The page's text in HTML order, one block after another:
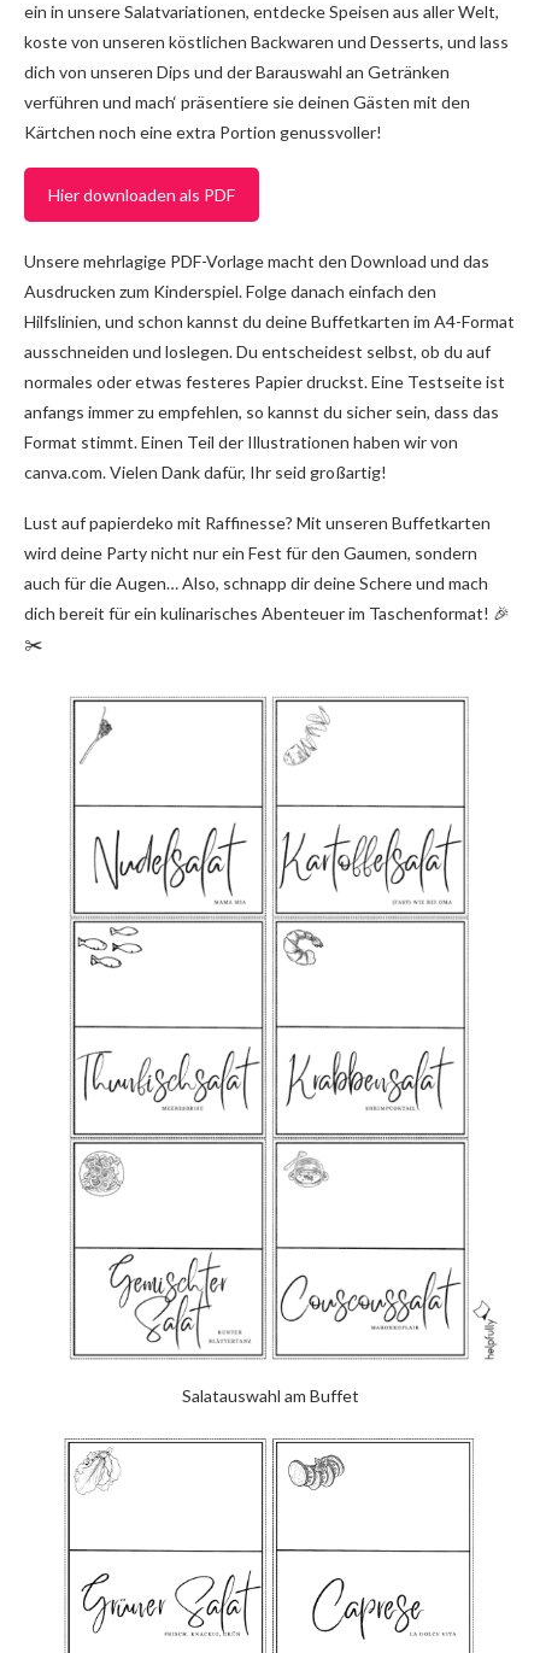
ein in unsere Salatvariationen, entdecke Speisen aus aller Welt,
koste von unseren köstlichen Backwaren und Desserts, und lass
dich von unseren Dips und der Barauswahl an Getränken
verführen und mach‘ präsentiere sie deinen Gästen mit den
Kärtchen noch eine extra Portion genussvoller!
Hier downloaden als PDF
Unsere mehrlagige PDF-Vorlage macht den Download und das
Ausdrucken zum Kinderspiel. Folge danach einfach den
Hilfslinien, und schon kannst du deine Buffetkarten im A4-Format
ausschneiden und loslegen. Du entscheidest selbst, ob du auf
normales oder etwas festeres Papier druckst. Eine Testseite ist
anfangs immer zu empfehlen, so kannst du sicher sein, dass das
Format stimmt. Einen Teil der Illustrationen haben wir von
canva.com. Vielen Dank dafür, Ihr seid großartig!
Lust auf papierdeko mit Raffinesse? Mit unseren Buffetkarten
wird deine Party nicht nur ein Fest für den Gaumen, sondern
auch für die Augen… Also, schnapp dir deine Schere und mach
dich bereit für ein kulinarisches Abenteuer im Taschenformat! 🎉
✂️
Salatauswahl am Buffet